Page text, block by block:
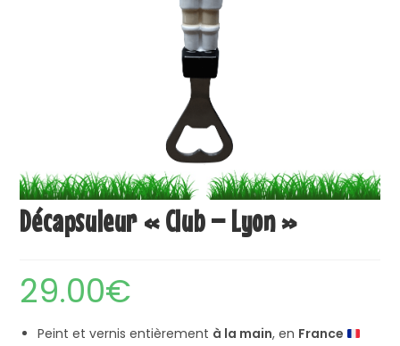
Décapsuleur « Club – Lyon »
29.00€
Peint et vernis entièrement à la main, en France